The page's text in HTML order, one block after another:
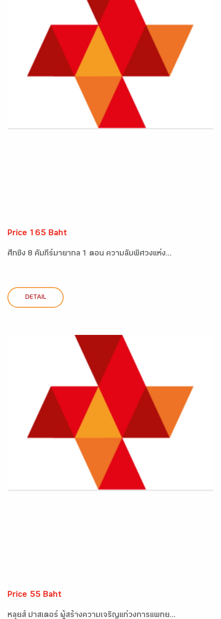
Price 165 Baht
ศึกชิง 8 คัมภีร์มายากล 1 ตอน ความลับพิศวงแห่ง...
DETAIL
Price 55 Baht
หลุยส์ ปาสเตอร์ ผู้สร้างความเจริญแก่วงการแพทย...